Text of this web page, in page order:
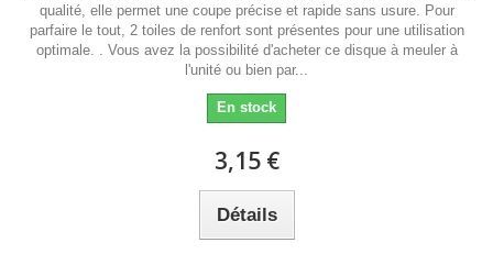
qualité, elle permet une coupe précise et rapide sans usure. Pour
parfaire le tout, 2 toiles de renfort sont présentes pour une utilisation
optimale. . Vous avez la possibilité d'acheter ce disque à meuler à
l'unité ou bien par...
En stock
3,15 €
Détails